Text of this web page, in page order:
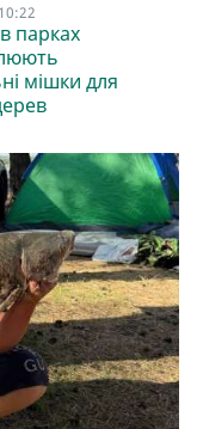
парках
мішки для